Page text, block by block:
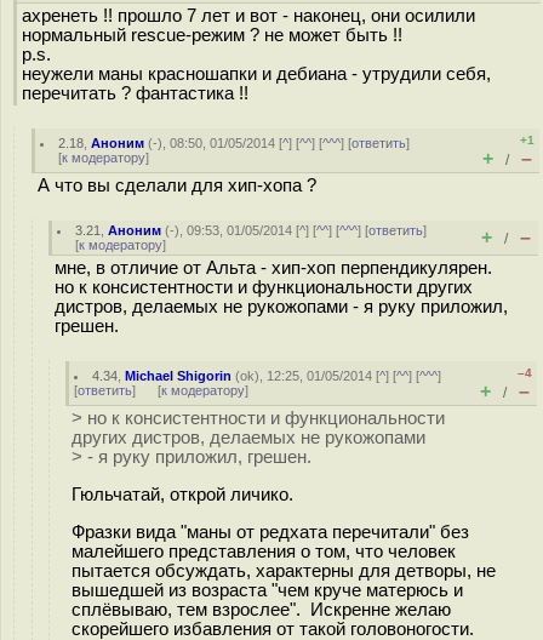
ахренеть !! прошло 7 лет и вот - наконец, они осилили
нормальный rescue-режим ? не может быть !!
p.s.
неужели маны красношапки и дебиана - утрудили себя,
перечитать ? фантастика !!
2.18 ,Аноним (-), 08:50, 01/05/2014 [^] [^^] [^^^] [ответить]
[к модератору]
+1
+ / –
А что вы сделали для хип-хопа ?
3.21 ,Аноним (-), 09:53, 01/05/2014 [^] [^^] [^^^] [ответить]
[к модератору] + / –
мне, в отличие от Альта - хип-хоп перпендикулярен.
но к консистентности и функциональности других
дистров, делаемых не рукожопами - я руку приложил,
грешен.
4.34 ,Michael Shigorin (ok), 12:25, 01/05/2014 [^] [^^] [^^^]
[ответить] [к модератору]
–4
+ / –
> но к консистентности и функциональности
других дистров, делаемых не рукожопами
> - я руку приложил, грешен.
Гюльчатай, открой личико.
Фразки вида "маны от редхата перечитали" без
малейшего представления о том, что человек
пытается обсуждать, характерны для детворы, не
вышедшей из возраста "чем круче матерюсь и
сплёвываю, тем взрослее". Искренне желаю
скорейшего избавления от такой головоногости.